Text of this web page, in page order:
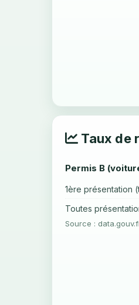
Taux de
Permis B
1ère présentation
Toutes
Source :